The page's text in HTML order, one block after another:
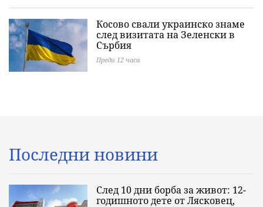
Косово свали украинско знаме
след визитата на Зеленски в
Сърбия
Преди 12 часа
Последни новини
След 10 дни борба за живот: 12-
годишното дете от Лясковец,